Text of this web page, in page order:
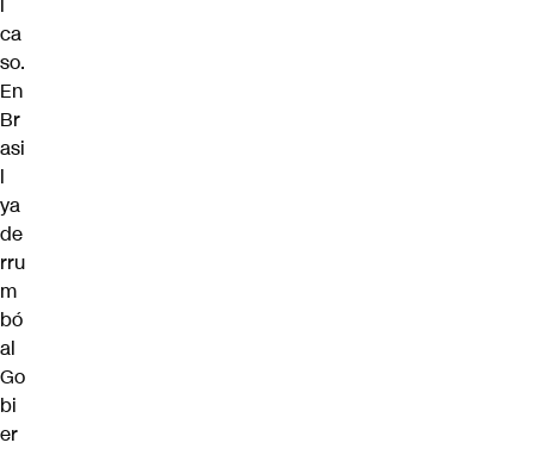
ca
so.
En
Br
asi
l
ya
de
rru
m
bó
al
Go
bi
er